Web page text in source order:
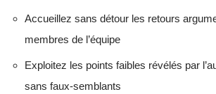
Accueillez sans détour les retours
membres de l’équipe
Exploitez les points faibles révélés par
sans faux-semblants